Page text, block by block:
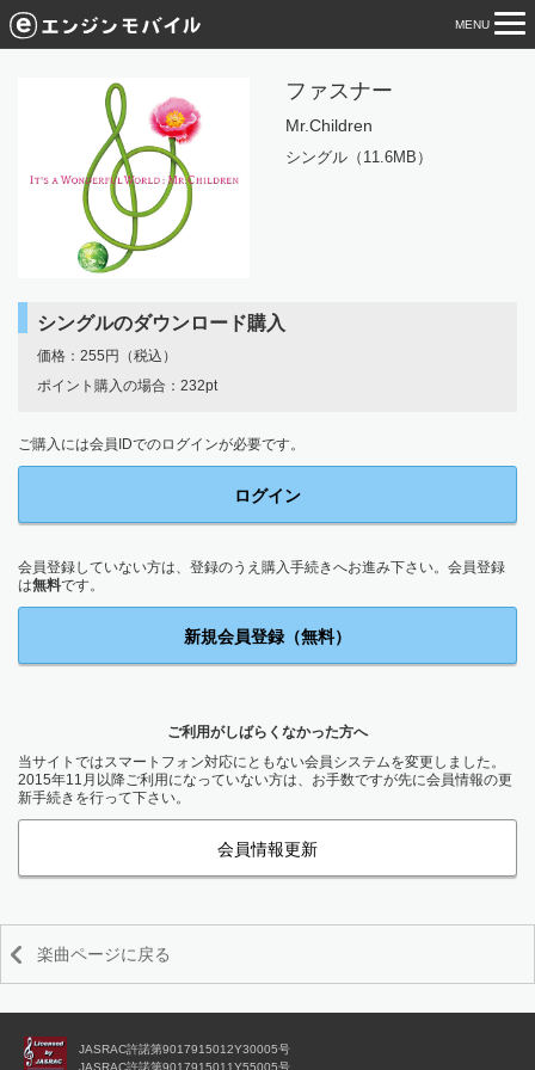
MENU
ファスナー
Mr.Children
シングル（11.6MB）
シングルのダウンロード購入
価格：255円（税込）
ポイント購入の場合：232pt
ご購入には会員IDでのログインが必要です。
ログイン
会員登録していない方は、登録のうえ購入手続きへお進み下さい。会員登録
は無料です。
新規会員登録（無料）
ご利用がしばらくなかった方へ
当サイトではスマートフォン対応にともない会員システムを変更しました。
2015年11月以降ご利用になっていない方は、お手数ですが先に会員情報の更
新手続きを行って下さい。
会員情報更新
楽曲ページに戻る
JASRAC許諾第9017915012Y30005号